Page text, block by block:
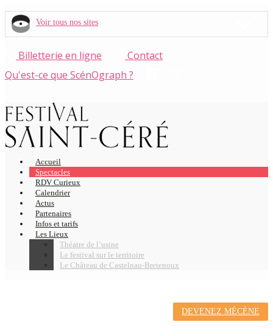
Voir tous nos sites
Billetterie en ligne
Contact
Qu'est-ce que ScénOgraph ?
Accueil
Spectacles
RDV Curieux
Calendrier
Actus
Partenaires
Infos et tarifs
Les Lieux
Théatre de l’usine
Le festival sur le territoire
Le Château de Castelnau-Bretenoux
DEVENEZ MÉCÈNE